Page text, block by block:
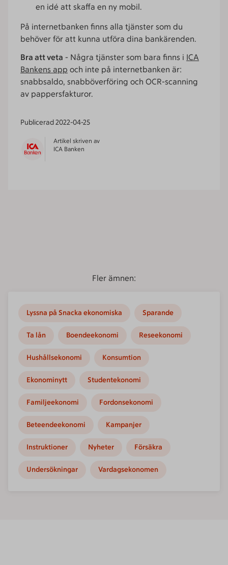
en idé att skaffa en ny mobil.
På internetbanken finns alla tjänster som du
behöver för att kunna utföra dina bankärenden.
Bra att veta - Några tjänster som bara finns i ICA
Bankens app och inte på internetbanken är:
snabbsaldo, snabböverföring och OCR-scanning
av pappersfakturor.
Publicerad2022-04-25
Artikel skriven av
ICA Banken
Fler ämnen:
Lyssna på Snacka ekonomiska Sparande
Ta lån Boendeekonomi Reseekonomi
Hushållsekonomi Konsumtion
Ekonominytt Studentekonomi
Familjeekonomi Fordonsekonomi
Beteendeekonomi Kampanjer
Instruktioner Nyheter Försäkra
Undersökningar Vardagsekonomen